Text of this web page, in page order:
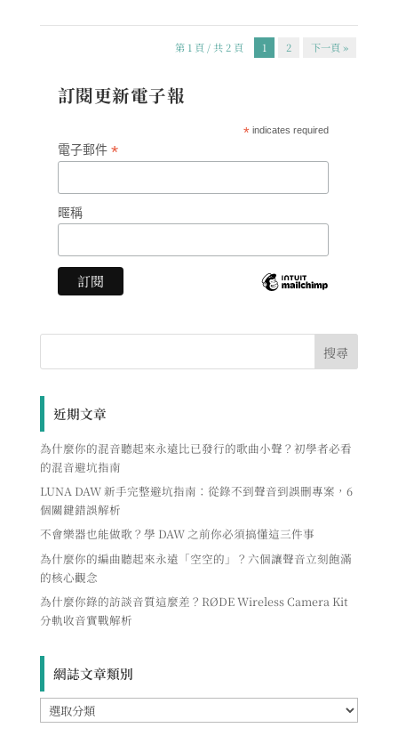
第 1 頁 / 共 2 頁 1 2 下一頁 »
訂閱更新電子報
* indicates required
電子郵件 *
暱稱
近期文章
為什麼你的混音聽起來永遠比已發行的歌曲小聲？初學者必看
的混音避坑指南
LUNA DAW 新手完整避坑指南：從錄不到聲音到誤刪專案，6
個關鍵錯誤解析
不會樂器也能做歌？學 DAW 之前你必須搞懂這三件事
為什麼你的編曲聽起來永遠「空空的」？六個讓聲音立刻飽滿
的核心觀念
為什麼你錄的訪談音質這麼差？RØDE Wireless Camera Kit
分軌收音實戰解析
網誌文章類別
網
誌